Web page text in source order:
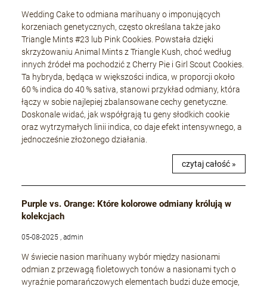
Wedding Cake to odmiana marihuany o imponujących
korzeniach genetycznych, często określana także jako
Triangle Mints #23 lub Pink Cookies. Powstała dzięki
skrzyżowaniu Animal Mints z Triangle Kush, choć według
innych źródeł ma pochodzić z Cherry Pie i Girl Scout Cookies.
Ta hybryda, będąca w większości indica, w proporcji około
60 % indica do 40 % sativa, stanowi przykład odmiany, która
łączy w sobie najlepiej zbalansowane cechy genetyczne.
Doskonale widać, jak współgrają tu geny słodkich cookie
oraz wytrzymałych linii indica, co daje efekt intensywnego, a
jednocześnie złożonego działania.
czytaj całość »
Purple vs. Orange: Które kolorowe odmiany królują w
kolekcjach
05-08-2025 , admin
W świecie nasion marihuany wybór między nasionami
odmian z przewagą fioletowych tonów a nasionami tych o
wyraźnie pomarańczowych elementach budzi duże emocje,